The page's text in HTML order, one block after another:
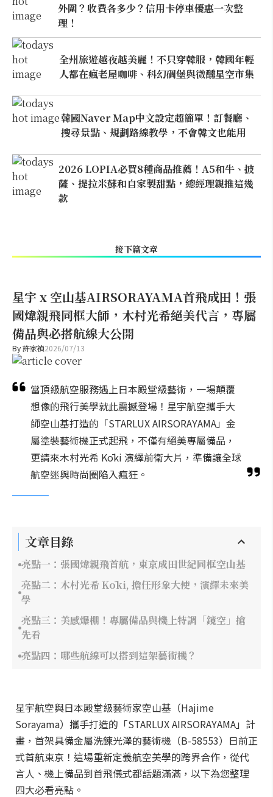
外圍？收費各多少？信用卡停車優惠一次整
理！
全州旅遊越夜越美麗！不只穿韓服，韓國年輕
人都在瘋老屋咖啡、科幻碉堡與微醺星空市集
韓國Naver Map中文設定超簡單！訂餐廳、
搜尋景點、規劃路線教學，不會韓文也能用
2026 LOPIA必買8種商品推薦！A5和牛、披
薩、提拉米蘇和自家製甜點，總經理親推這幾
款
接下篇文章
星宇 x 空山基AIRSORAYAMA首飛成田！張
國煒親飛同框大師，木村光希絕美代言，專屬
備品與必搭航線大公開
By許家禎2026/07/13
當頂級航空服務遇上日本殿堂級藝術，一場顛覆
想像的飛行美學就此震撼登場！星宇航空攜手大
師空山基打造的「STARLUX AIRSORAYAMA」金
屬塗裝藝術機正式起飛，不僅有絕美專屬備品，
更請來木村光希 Kōki 演繹前衛大片，準備讓全球
航空迷與時尚圈陷入瘋狂。
文章目錄
亮點一：張國煒親飛首航，東京成田世紀同框空山基
亮點二：木村光希 Kōki, 擔任形象大使，演繹未來美
學
亮點三：美感爆棚！專屬備品與機上特調「鏡空」搶
先看
亮點四：哪些航線可以搭到這架藝術機？
星宇航空與日本殿堂級藝術家空山基（Hajime
Sorayama）攜手打造的「STARLUX AIRSORAYAMA」計
畫，首架具備金屬洗鍊光澤的藝術機（B-58553）日前正
式首航東京！這場重新定義航空美學的跨界合作，從代
言人、機上備品到首飛儀式都話題滿滿，以下為您整理
四大必看亮點。